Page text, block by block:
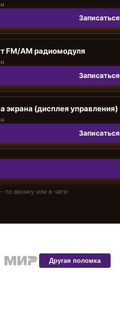
Записаться
FM/AM радиомодуля
Записаться
экрана (дисплея управления)
Записаться
по звонку или в чате
Другая поломка